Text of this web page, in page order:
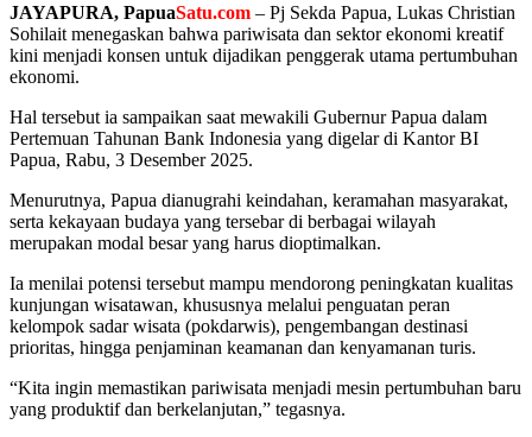
JAYAPURA, PapuaSatu.com – Pj Sekda Papua, Lukas Christian
Sohilait menegaskan bahwa pariwisata dan sektor ekonomi kreatif
kini menjadi konsen untuk dijadikan penggerak utama pertumbuhan
ekonomi.
‎Hal tersebut ia sampaikan saat mewakili Gubernur Papua dalam
Pertemuan Tahunan Bank Indonesia yang digelar di Kantor BI
Papua, Rabu, 3 Desember 2025.
‎Menurutnya, Papua dianugrahi keindahan, keramahan masyarakat,
serta kekayaan budaya yang tersebar di berbagai wilayah
merupakan modal besar yang harus dioptimalkan.
‎Ia menilai potensi tersebut mampu mendorong peningkatan kualitas
kunjungan wisatawan, khususnya melalui penguatan peran
kelompok sadar wisata (pokdarwis), pengembangan destinasi
prioritas, hingga penjaminan keamanan dan kenyamanan turis.
‎“Kita ingin memastikan pariwisata menjadi mesin pertumbuhan baru
yang produktif dan berkelanjutan,” tegasnya.